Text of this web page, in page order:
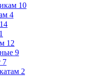
10
4
14
1
12
9
7
2